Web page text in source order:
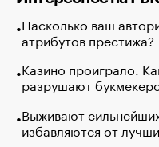
Насколько ваш
атрибутов престижа?
Казино проиграло.
разрушают
Выживают
избавляются от